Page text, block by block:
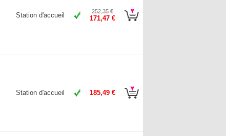
Station d'accueil 252,35 €
171,47 €
Station d'accueil 185,49 €